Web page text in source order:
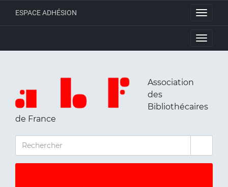
Toggle
ESPACE ADHÉSION
Toggle
Association
des
Bibliothécaires
de France
RECHERCHER